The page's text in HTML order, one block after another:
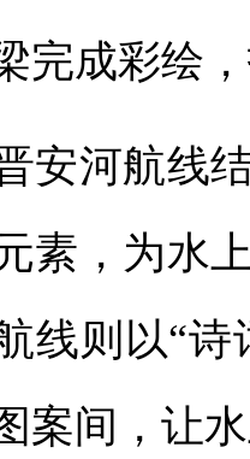
完成彩绘
河航线结
素，为水
线则以“诗
案间，让